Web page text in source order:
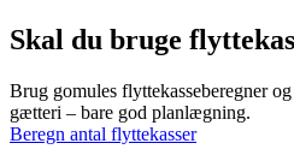
Skal du bruge
Brug gomules flyttekasseberegner
gætteri – bare god planlægning.
Beregn antal flyttekasser